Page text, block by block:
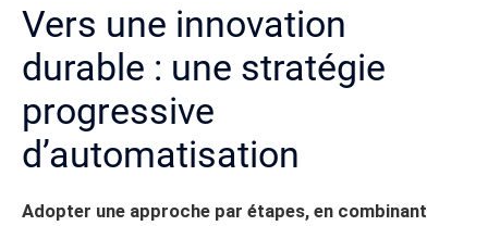
Vers une innovation
durable : une stratégie
progressive
d’automatisation
Adopter une approche par étapes, en combinant